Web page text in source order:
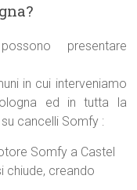
presentare
in cui interveniamo
ed in tutta la
cancelli Somfy :
Somfy a Castel
chiude, creando